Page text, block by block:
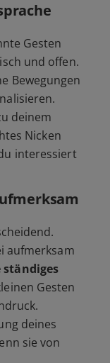
Gesten
und offen.
Bewegungen
deinem
Nicken
interessiert
aufmerksam
Gesten
deines
sie von